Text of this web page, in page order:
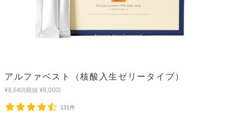
アルファベスト（核酸入生ゼリータイプ）
¥8,640(税抜 ¥8,000)
131件